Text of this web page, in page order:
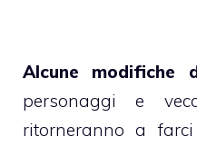
Alcune modifiche
personaggi e
ritorneranno a